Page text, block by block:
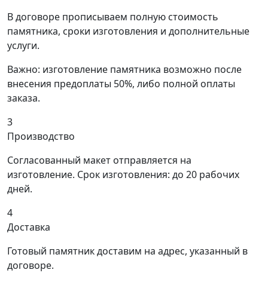
В договоре прописываем полную стоимость
памятника, сроки изготовления и дополнительные
услуги.
Важно: изготовление памятника возможно после
внесения предоплаты 50%, либо полной оплаты
заказа.
3
Производство
Согласованный макет отправляется на
изготовление. Срок изготовления: до 20 рабочих
дней.
4
Доставка
Готовый памятник доставим на адрес, указанный в
договоре.